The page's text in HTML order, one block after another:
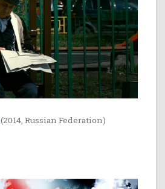
(2014, Russian Federation)